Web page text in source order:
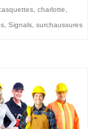
charlotte
Signals surchaussures